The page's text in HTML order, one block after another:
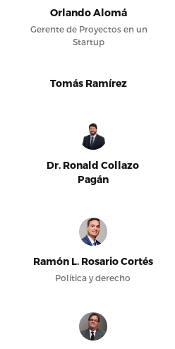
Orlando Alomá
Gerente de Proyectos en un
Startup
Tomás Ramírez
Dr. Ronald Collazo
Pagán
Ramón L. Rosario Cortés
Política y derecho